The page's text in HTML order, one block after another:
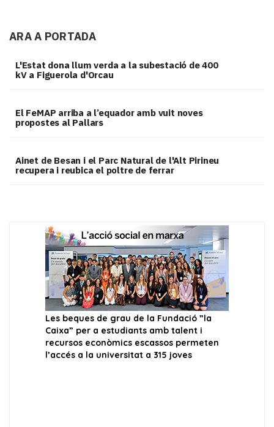
ARA A PORTADA
L'Estat dona llum verda a la subestació de 400
kV a Figuerola d'Orcau
El FeMAP arriba a l’equador amb vuit noves
propostes al Pallars
Ainet de Besan i el Parc Natural de l'Alt Pirineu
recupera i reubica el poltre de ferrar